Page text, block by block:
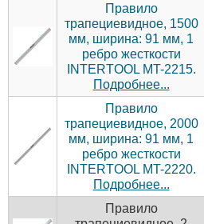
Правило
трапециевидное, 1500
мм, ширина: 91 мм, 1
ребро жесткости
INTERTOOL MT-2215.
Подробнее...
Правило
трапециевидное, 2000
мм, ширина: 91 мм, 1
ребро жесткости
INTERTOOL MT-2220.
Подробнее...
Правило